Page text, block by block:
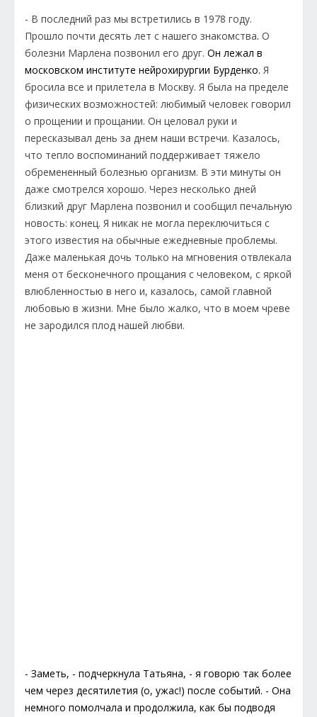
- В последний раз мы встретились в 1978 году.
Прошло почти десять лет с нашего знакомства. О
болезни Марлена позвонил его друг. Он лежал в
московском институте нейрохирургии Бурденко. Я
бросила все и прилетела в Москву. Я была на пределе
физических возможностей: любимый человек говорил
о прощении и прощании. Он целовал руки и
пересказывал день за днем наши встречи. Казалось,
что тепло воспоминаний поддерживает тяжело
обремененный болезнью организм. В эти минуты он
даже смотрелся хорошо. Через несколько дней
близкий друг Марлена позвонил и сообщил печальную
новость: конец. Я никак не могла переключиться с
этого известия на обычные ежедневные проблемы.
Даже маленькая дочь только на мгновения отвлекала
меня от бесконечного прощания с человеком, с яркой
влюбленностью в него и, казалось, самой главной
любовью в жизни. Мне было жалко, что в моем чреве
не зародился плод нашей любви.
- Заметь, - подчеркнула Татьяна, - я говорю так более
чем через десятилетия (о, ужас!) после событий. - Она
немного помолчала и продолжила, как бы подводя